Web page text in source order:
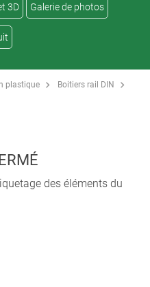
3D Galerie de photos
plastique
Boitiers rail DIN
des éléments du